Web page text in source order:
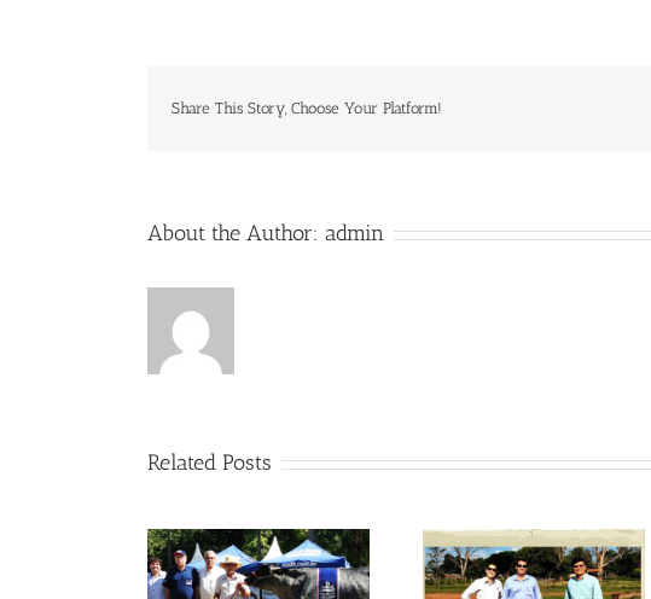
Share This Story, Choose Your Platform!
About the Author: admin
Related Posts